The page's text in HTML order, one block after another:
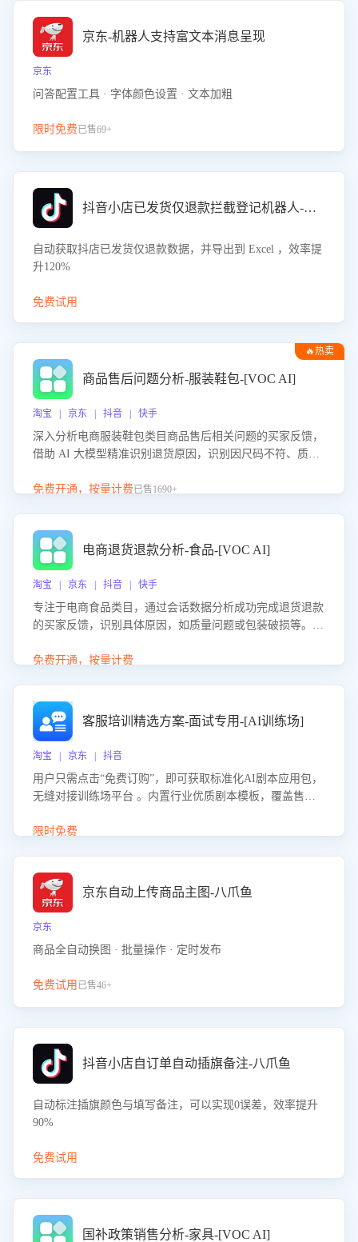
京东-机器人支持富文本消息呈现
京东
问答配置工具 · 字体颜色设置 · 文本加粗
限时免费已售69+
抖音小店已发货仅退款拦截登记机器人-八爪鱼
自动获取抖店已发货仅退款数据，并导出到 Excel ，效率提
升120%
免费试用
🔥热卖
商品售后问题分析-服装鞋包-[VOC AI]
淘宝 | 京东 | 抖音 | 快手
深入分析电商服装鞋包类目商品售后相关问题的买家反馈，
借助 AI 大模型精准识别退货原因，识别因尺码不符、质量
议，助力商家优化产品或服务，实现销售额的显著提升。
免费开通，按量计费已售1690+
电商退货退款分析-食品-[VOC AI]
淘宝 | 京东 | 抖音 | 快手
专注于电商食品类目，通过会话数据分析成功完成退货退款
的买家反馈，识别具体原因，如质量问题或包装破损等。结
商家降低退款率，提升售后效率。
免费开通，按量计费
客服培训精选方案-面试专用-[AI训练场]
淘宝 | 京东 | 抖音
用户只需点击“免费订购”，即可获取标准化AI剧本应用包，
无缝对接训练场平台 。内置行业优质剧本模板，覆盖售前
初始化时间，助力企业快速启动智能客服训练
限时免费
京东自动上传商品主图-八爪鱼
京东
商品全自动换图 · 批量操作 · 定时发布
免费试用 已售46+
抖音小店自订单自动插旗备注-八爪鱼
自动标注插旗颜色与填写备注，可以实现0误差，效率提升
90%
免费试用
国补政策销售分析-家具-[VOC AI]